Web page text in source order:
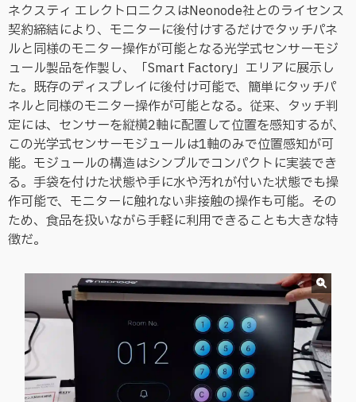
ネクスティ エレクトロニクスはNeonode社とのライセンス
契約締結により、モニターに後付けするだけでタッチパネ
ルと同様のモニター操作が可能となる光学式センサーモジ
ュール製品を作製し、「Smart Factory」エリアに展示し
た。既存のディスプレイに後付け可能で、簡単にタッチパ
ネルと同様のモニター操作が可能となる。従来、タッチ判
定には、センサーを縦横2軸に配置して位置を感知するが、
この光学式センサーモジュールは1軸のみで位置感知が可
能。モジュールの構造はシンプルでコンパクトに実装でき
る。手袋を付けた状態や手に水や汚れが付いた状態でも操
作可能で、モニターに触れない非接触の操作も可能。その
ため、食品を扱いながら手軽に利用できることも大きな特
徴だ。